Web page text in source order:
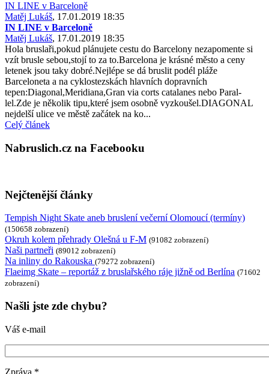
IN LINE v Barceloně
Matěj Lukáš, 17.01.2019 18:35
IN LINE v Barceloně
Matěj Lukáš, 17.01.2019 18:35
Hola bruslaři,pokud plánujete cestu do Barcelony nezapomente si
vzít brusle sebou,stojí to za to.Barcelona je krásné město a ceny
letenek jsou taky dobré.Nejlépe se dá bruslit podél pláže
Barceloneta a na cyklostezskách hlavních dopravních
tepen:Diagonal,Meridiana,Gran via corts catalanes nebo Paral-
lel.Zde je několik tipu,které jsem osobně vyzkoušel.DIAGONAL
nejdelší ulice ve městě začátek na ko...
Celý článek
Nabruslich.cz na Facebooku
Nejčtenější články
Tempish Night Skate aneb bruslení večerní Olomoucí (termíny)
(150658 zobrazení)
Okruh kolem přehrady Olešná u F-M (91082 zobrazení)
Naši partneři (89012 zobrazení)
Na inliny do Rakouska (79272 zobrazení)
Flaeimg Skate – reportáž z bruslařského ráje jižně od Berlína (71602
zobrazení)
Našli jste zde chybu?
Váš e-mail
Zpráva *